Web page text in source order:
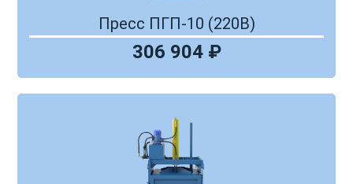
Пресс ПГП-10 (220В)
306 904 ₽